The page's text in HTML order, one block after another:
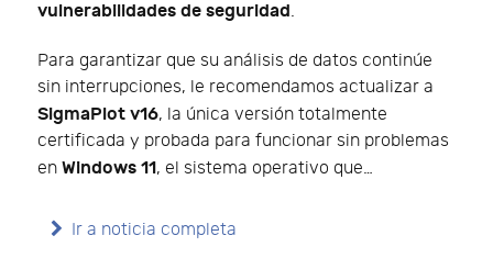
vulnerabilidades de seguridad.
Para garantizar que su análisis de datos continúe
sin interrupciones, le recomendamos actualizar a
SigmaPlot v16, la única versión totalmente
certificada y probada para funcionar sin problemas
en Windows 11, el sistema operativo que…
Ir a noticia completa